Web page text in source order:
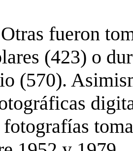
Otras fueron
(423) o
(570).